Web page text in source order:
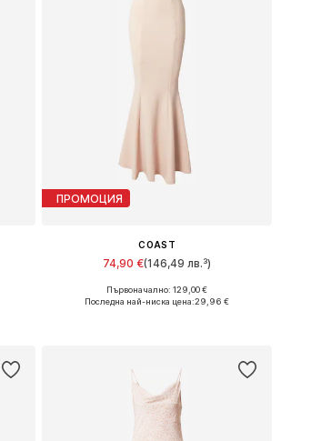
ПРОМОЦИЯ
COAST
74,90 €(146,49 лв.³)
Налични размери: 38, 42, 44, 46
Първоначално: 129,00 €
Последна най-ниска цена:29,96 €